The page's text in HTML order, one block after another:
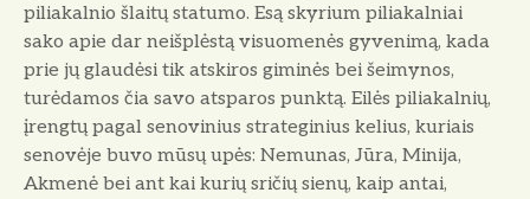
piliakalnio šlaitų statumo. Esą skyrium piliakalniai
sako apie dar neišplėstą visuomenės gyvenimą, kada
prie jų glaudėsi tik atskiros giminės bei šeimynos,
turėdamos čia savo atsparos punktą. Eilės piliakalnių,
įrengtų pagal senovinius strateginius kelius, kuriais
senovėje buvo mūsų upės: Nemunas, Jūra, Minija,
Akmenė bei ant kai kurių sričių sienų, kaip antai,